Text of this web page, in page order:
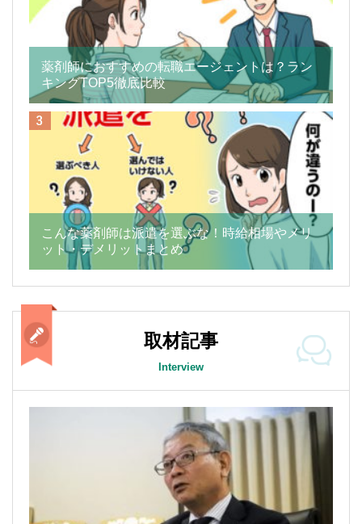
薬剤師におすすめの転職エージェントは？ラン
キングTOP5徹底比較
こんな薬剤師は派遣を選ぶな！時給相場やメリ
ット・デメリットまとめ
取材記事
Interview